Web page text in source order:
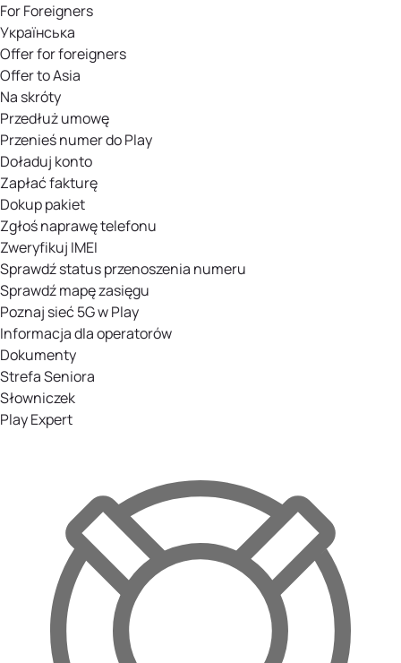
For Foreigners
Українська
Offer for foreigners
Offer to Asia
Na skróty
Przedłuż umowę
Przenieś numer do Play
Doładuj konto
Zapłać fakturę
Dokup pakiet
Zgłoś naprawę telefonu
Zweryfikuj IMEI
Sprawdź status przenoszenia numeru
Sprawdź mapę zasięgu
Poznaj sieć 5G w Play
Informacja dla operatorów
Dokumenty
Strefa Seniora
Słowniczek
Play Expert